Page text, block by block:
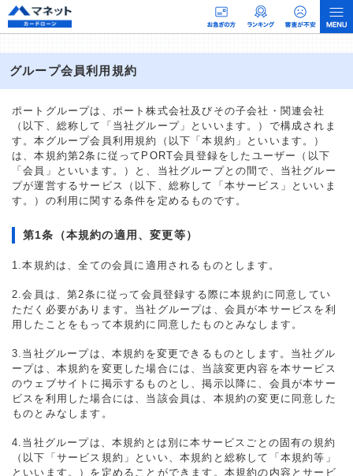
グループ会員利用規約
ポートグループは、ポート株式会社及びその子会社・関連会社
（以下、総称して「当社グループ」といいます。）で構成されま
す。本グループ会員利用規約（以下「本規約」といいます。）
は、本規約第2条に従ってPORT会員登録をしたユーザー（以下
「会員」といいます。）と、当社グループとの間で、当社グルー
プが運営するサービス（以下、総称して「本サービス」といいま
す。）の利用に関する条件を定めるものです。
第1条（本規約の適用、変更等）
1.本規約は、全ての会員に適用されるものとします。
2.会員は、第2条に従って会員登録する際に本規約に同意してい
ただく必要があります。当社グループは、会員が本サービスを利
用したことをもって本規約に同意したものとみなします。
3.当社グループは、本規約を変更できるものとします。当社グル
ープは、本規約を変更した場合には、当該変更内容を本サービス
のウェブサイトに掲示するものとし、掲示以降に、会員が本サー
ビスを利用した場合には、当該会員は、本規約の変更に同意した
ものとみなします。
4.当社グループは、本規約とは別に本サービスごとの固有の規約
（以下「サービス規約」といい、本規約と総称して「本規約等」
といいます。）を定めることができます。本規約の内容とサービ